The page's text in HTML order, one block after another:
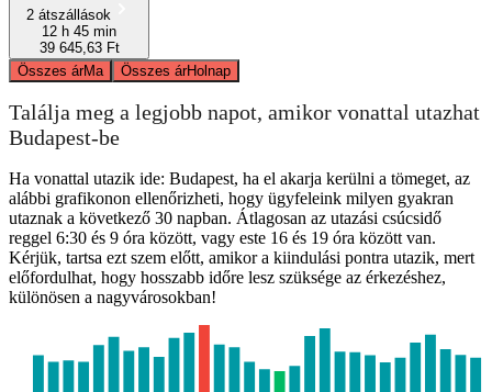
2 átszállások
12 h 45 min
39 645,63 Ft
Összes árMa Összes árHolnap
Találja meg a legjobb napot, amikor vonattal utazhat
Budapest-be
Ha vonattal utazik ide: Budapest, ha el akarja kerülni a tömeget, az
alábbi grafikonon ellenőrizheti, hogy ügyfeleink milyen gyakran
utaznak a következő 30 napban. Átlagosan az utazási csúcsidő
reggel 6:30 és 9 óra között, vagy este 16 és 19 óra között van.
Kérjük, tartsa ezt szem előtt, amikor a kiindulási pontra utazik, mert
előfordulhat, hogy hosszabb időre lesz szüksége az érkezéshez,
különösen a nagyvárosokban!